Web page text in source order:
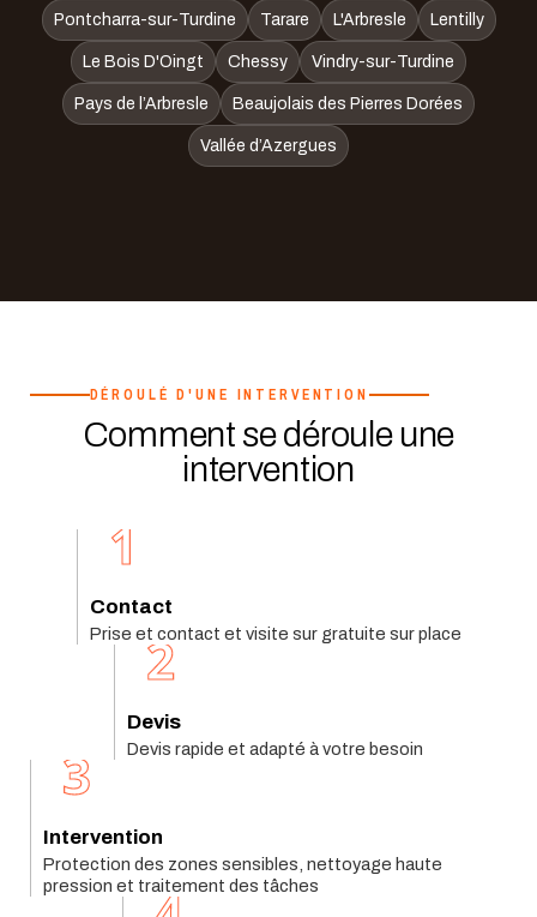
Pontcharra-sur-Turdine Tarare L'Arbresle Lentilly
Le Bois D'Oingt Chessy Vindry-sur-Turdine
Pays de l’Arbresle Beaujolais des Pierres Dorées
Vallée d’Azergues
DÉROULÉ D'UNE INTERVENTION
Comment se déroule une
intervention
1
Contact
Prise et contact et visite sur gratuite sur place
2
Devis
Devis rapide et adapté à votre besoin
3
Intervention
Protection des zones sensibles, nettoyage haute
pression et traitement des tâches